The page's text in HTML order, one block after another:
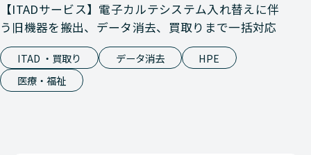
【ITADサービス】電子カルテシステム入れ替えに伴
う旧機器を搬出、データ消去、買取りまで一括対応
ITAD ・買取り データ消去
HPE
医療・福祉